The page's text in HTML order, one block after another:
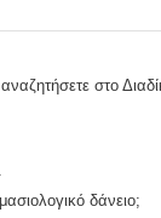
στο
δάνειο;